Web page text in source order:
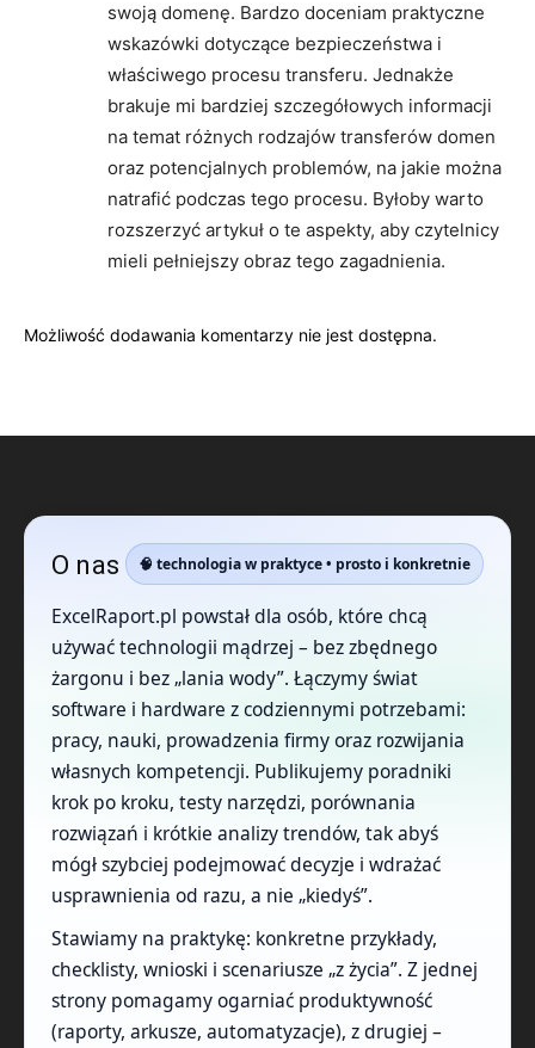
swoją domenę. Bardzo doceniam praktyczne
wskazówki dotyczące bezpieczeństwa i
właściwego procesu transferu. Jednakże
brakuje mi bardziej szczegółowych informacji
na temat różnych rodzajów transferów domen
oraz potencjalnych problemów, na jakie można
natrafić podczas tego procesu. Byłoby warto
rozszerzyć artykuł o te aspekty, aby czytelnicy
mieli pełniejszy obraz tego zagadnienia.
Możliwość dodawania komentarzy nie jest dostępna.
O nas 🧠 technologia w praktyce • prosto i konkretnie
ExcelRaport.pl powstał dla osób, które chcą
używać technologii mądrzej – bez zbędnego
żargonu i bez „lania wody”. Łączymy świat
software i hardware z codziennymi potrzebami:
pracy, nauki, prowadzenia firmy oraz rozwijania
własnych kompetencji. Publikujemy poradniki
krok po kroku, testy narzędzi, porównania
rozwiązań i krótkie analizy trendów, tak abyś
mógł szybciej podejmować decyzje i wdrażać
usprawnienia od razu, a nie „kiedyś”.
Stawiamy na praktykę: konkretne przykłady,
checklisty, wnioski i scenariusze „z życia”. Z jednej
strony pomagamy ogarniać produktywność
(raporty, arkusze, automatyzacje), z drugiej –